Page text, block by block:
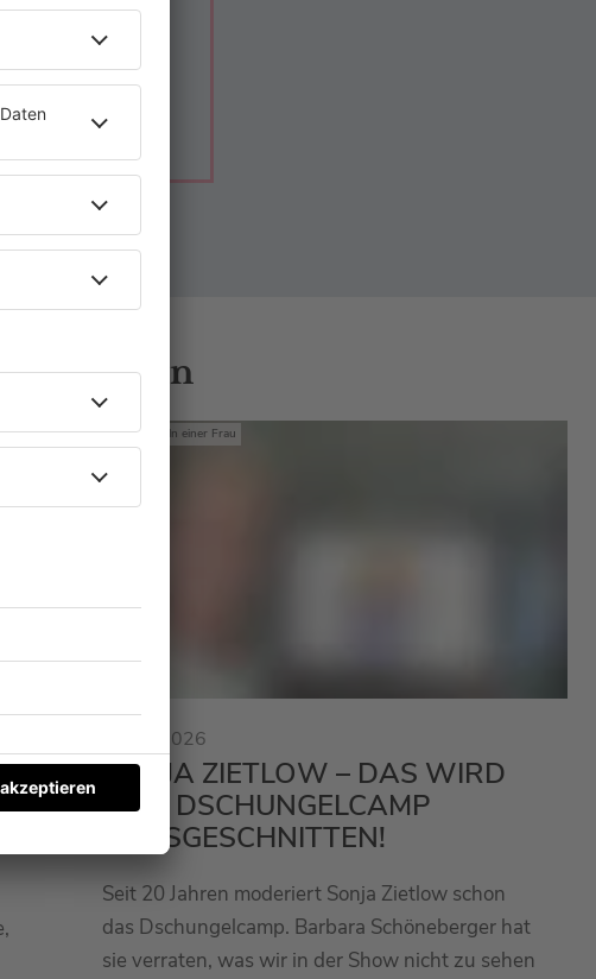
Gästen
Mit den Waffeln einer Frau
23.01.2026
SONJA ZIETLOW – DAS WIRD
BEIM DSCHUNGELCAMP
RAUSGESCHNITTEN!
Seit 20 Jahren moderiert Sonja Zietlow schon
das Dschungelcamp. Barbara Schöneberger hat
sie verraten, was wir in der Show nicht zu sehen